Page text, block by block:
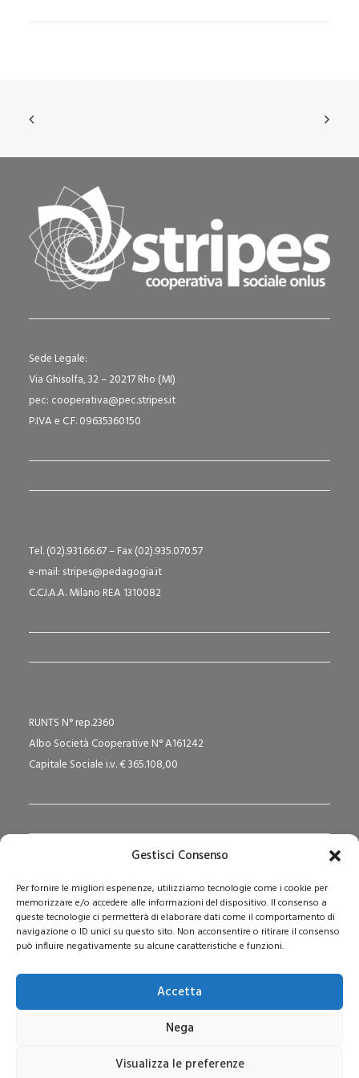
Gestisci Consenso
Per fornire le migliori esperienze, utilizziamo tecnologie come i cookie per
memorizzare e/o accedere alle informazioni del dispositivo. Il consenso a
queste tecnologie ci permetterà di elaborare dati come il comportamento di
navigazione o ID unici su questo sito. Non acconsentire o ritirare il consenso
può influire negativamente su alcune caratteristiche e funzioni.
Accetta
Nega
Visualizza le preferenze
Sede Legale:
Via Ghisolfa, 32 – 20217 Rho (MI)
pec: cooperativa@pec.stripes.it
P.IVA e C.F. 09635360150
Tel. (02).931.66.67 – Fax (02).935.070.57
e-mail: stripes@pedagogia.it
C.C.I.A.A. Milano REA 1310082
RUNTS N° rep.2360
Albo Società Cooperative N° A161242
Capitale Sociale i.v. € 365.108,00
Via San Domenico Savio, 6 – 20017 Rho (MI)
Reg. Tribunale: n. 187 del 29/03/97 | ISSN: 1593-2259
Web:www.pedagogia.it
© 2026 Pedagogia.it. Tutti i diritti riservati